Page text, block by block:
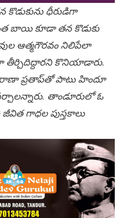
ధీరుడిగా
బాయి కూడా తన కొడుకు
ఆత్మగౌరవం నిలిపేలా
తీర్చిదిద్దారని కొనియాడారు.
ప్రతాప్‌తో పాటు హిందూ
తాండూరులో ఓ
గాధల పుస్తకాలు